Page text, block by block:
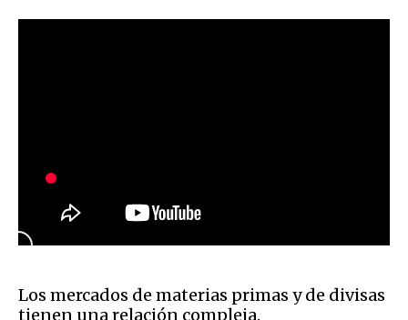
Los mercados de materias primas y de divisas
tienen una relación compleja.